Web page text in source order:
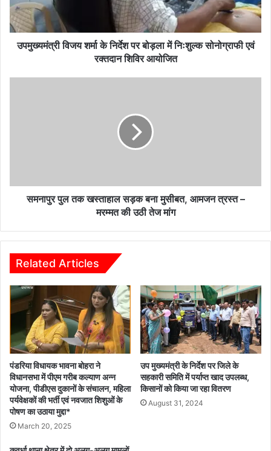
बोड़ला
में
निःशुल्क
सोनोग्राफी
उपमुख्यमंत्री विजय शर्मा के निर्देश पर बोड़ला में निःशुल्क सोनोग्राफी एवं
रक्तदान शिविर आयोजित
त्रस्त
मांग
समनापुर पुल तक खस्ताहाल सड़क बना मुसीबत, आमजन त्रस्त –
मरम्मत की उठी तेज मांग
Related Articles
पंडरिया विधायक भावना बोहरा ने
विधानसभा में पीएम गरीब कल्याण अन्न
योजना, पीडीएस दुकानों के संचालन, महिला
पर्यवेक्षकों की भर्ती एवं नवजात शिशुओं के
पोषण का उठाया मुद्दा*
March 20, 2025
उप मुख्यमंत्री के निर्देश पर जिले के
सहकारी समिति में पर्याप्त खाद उपलब्ध,
किसानों को किया जा रहा वितरण
August 31, 2024